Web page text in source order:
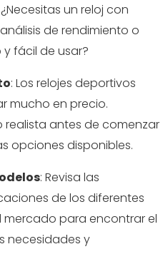
un reloj con
de rendimiento o
fácil de usar?
: Los relojes deportivos
mucho en precio.
realista antes de comenzar
opciones disponibles.
: Revisa las
de los diferentes
mercado para encontrar el
necesidades y